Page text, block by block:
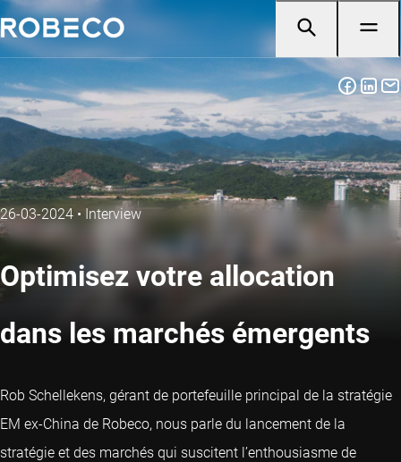
26-03-2024 • Interview
Optimisez votre allocation
dans les marchés émergents
Rob Schellekens, gérant de portefeuille principal de la stratégie
EM ex-China de Robeco, nous parle du lancement de la
stratégie et des marchés qui suscitent l’enthousiasme de